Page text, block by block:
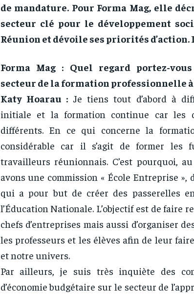
de mandature. Pour Forma Mag, elle
secteur clé pour le développement
Réunion et dévoile ses priorités
Forma Mag : Quel regard portez-
secteur de la formation professionnelle à
Katy Hoarau : Je tiens tout d’abord à
initiale et la formation continue car les
différents. En ce qui concerne la
considérable car il s’agit de former les
travailleurs réunionnais. C’est pourquoi,
avons une commission « École Entreprise »,
qui a pour but de créer des passerelles
l’Éducation Nationale. L’objectif est de faire
chefs d’entreprises mais aussi d’organiser
les professeurs et les élèves afin de leur
et notre univers.
Par ailleurs, je suis très inquiète des
d’économie budgétaire sur le secteur de